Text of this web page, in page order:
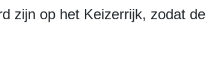
zijn op het Keizerrijk, zodat de